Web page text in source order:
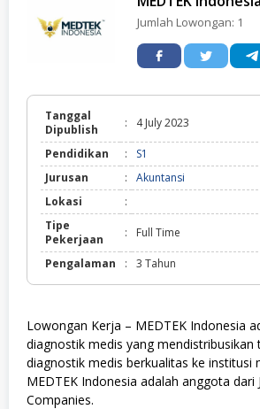
Jumlah Lowongan: 1
Tanggal
Dipublish
: 4 July 2023
Pendidikan :
S1
Jurusan
:
Akuntansi
Lokasi
:
Tipe
Pekerjaan
: Full Time
Pengalaman : 3 Tahun
Lowongan Kerja – MEDTEK Indonesia
diagnostik medis yang mendistribusikan
diagnostik medis berkualitas ke institusi
MEDTEK Indonesia adalah anggota dari
Companies.